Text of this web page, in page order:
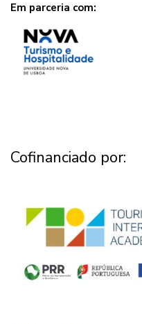
Em parceria com:
Cofinanciado por: